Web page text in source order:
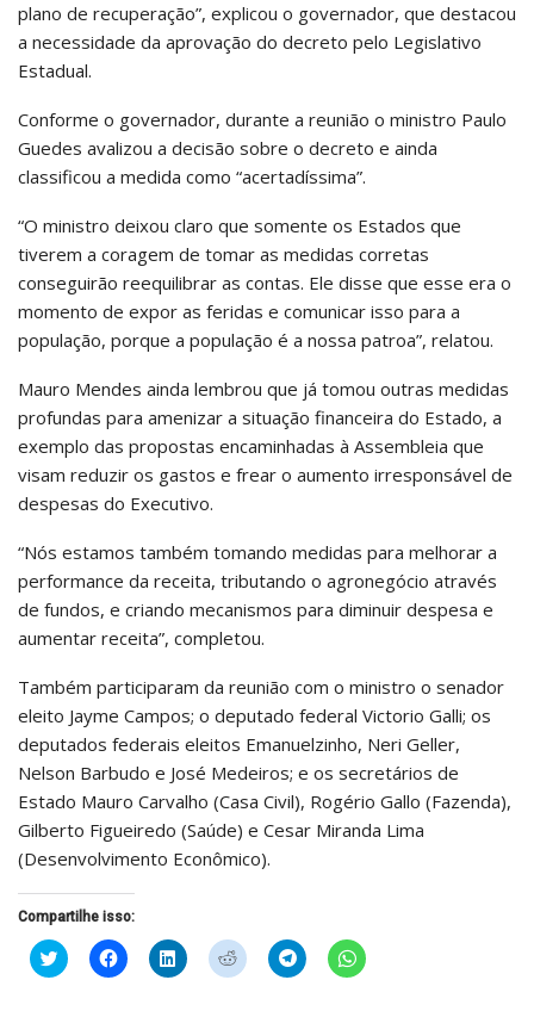
plano de recuperação”, explicou o governador, que destacou
a necessidade da aprovação do decreto pelo Legislativo
Estadual.
Conforme o governador, durante a reunião o ministro Paulo
Guedes avalizou a decisão sobre o decreto e ainda
classificou a medida como “acertadíssima”.
“O ministro deixou claro que somente os Estados que
tiverem a coragem de tomar as medidas corretas
conseguirão reequilibrar as contas. Ele disse que esse era o
momento de expor as feridas e comunicar isso para a
população, porque a população é a nossa patroa”, relatou.
Mauro Mendes ainda lembrou que já tomou outras medidas
profundas para amenizar a situação financeira do Estado, a
exemplo das propostas encaminhadas à Assembleia que
visam reduzir os gastos e frear o aumento irresponsável de
despesas do Executivo.
“Nós estamos também tomando medidas para melhorar a
performance da receita, tributando o agronegócio através
de fundos, e criando mecanismos para diminuir despesa e
aumentar receita”, completou.
Também participaram da reunião com o ministro o senador
eleito Jayme Campos; o deputado federal Victorio Galli; os
deputados federais eleitos Emanuelzinho, Neri Geller,
Nelson Barbudo e José Medeiros; e os secretários de
Estado Mauro Carvalho (Casa Civil), Rogério Gallo (Fazenda),
Gilberto Figueiredo (Saúde) e Cesar Miranda Lima
(Desenvolvimento Econômico).
Compartilhe isso:
Clique
para
Clique
para
Clique
para
Clique
para
Clique
para
Clique
para